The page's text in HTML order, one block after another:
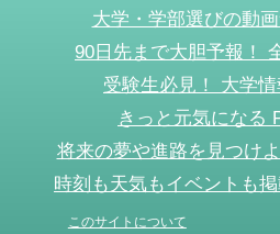
大学・学部選びの動
90日先まで大胆予報！
受験生必見！ 大学
きっと元気になる
将来の夢や進路を見つけ
時刻も天気もイベントも
このサイトについて